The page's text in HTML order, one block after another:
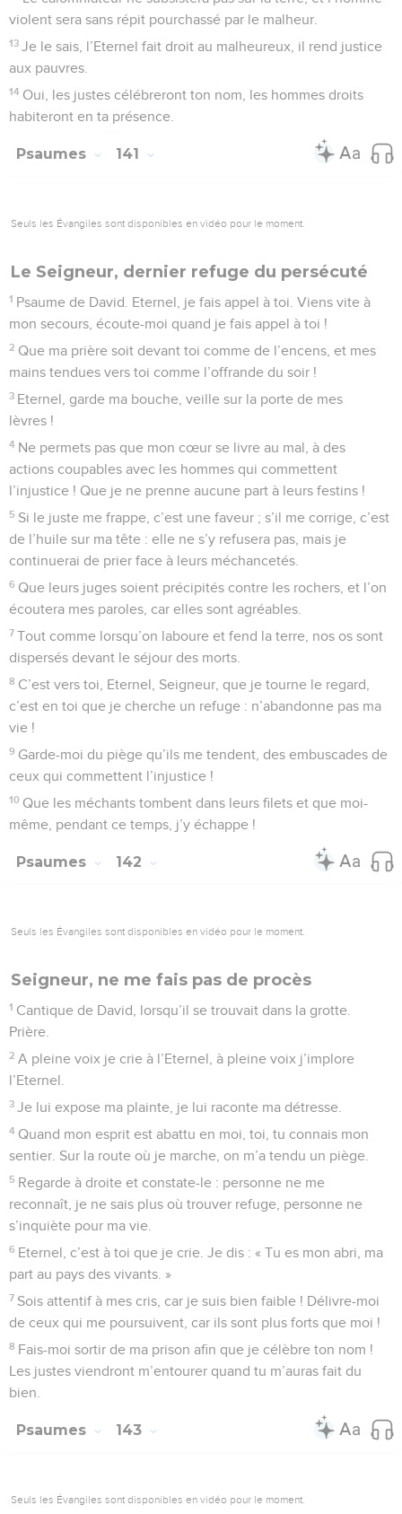
violent sera sans répit pourchassé par le malheur.
13 Je le sais, l’Eternel fait droit au malheureux, il rend justice
aux pauvres.
14 Oui, les justes célébreront ton nom, les hommes droits
habiteront en ta présence.
Psaumes 141
Seuls les Évangiles sont disponibles en vidéo pour le moment.
Le Seigneur, dernier refuge du persécuté
1 Psaume de David. Eternel, je fais appel à toi. Viens vite à
mon secours, écoute-moi quand je fais appel à toi !
2 Que ma prière soit devant toi comme de l’encens, et mes
mains tendues vers toi comme l’offrande du soir !
3 Eternel, garde ma bouche, veille sur la porte de mes
lèvres !
4 Ne permets pas que mon cœur se livre au mal, à des
actions coupables avec les hommes qui commettent
l’injustice ! Que je ne prenne aucune part à leurs festins !
5 Si le juste me frappe, c’est une faveur ; s’il me corrige, c’est
de l’huile sur ma tête : elle ne s’y refusera pas, mais je
continuerai de prier face à leurs méchancetés.
6 Que leurs juges soient précipités contre les rochers, et l’on
écoutera mes paroles, car elles sont agréables.
7 Tout comme lorsqu’on laboure et fend la terre, nos os sont
dispersés devant le séjour des morts.
8 C’est vers toi, Eternel, Seigneur, que je tourne le regard,
c’est en toi que je cherche un refuge : n’abandonne pas ma
vie !
9 Garde-moi du piège qu’ils me tendent, des embuscades de
ceux qui commettent l’injustice !
10 Que les méchants tombent dans leurs filets et que moi-
même, pendant ce temps, j’y échappe !
Psaumes 142
Seuls les Évangiles sont disponibles en vidéo pour le moment.
Seigneur, ne me fais pas de procès
1 Cantique de David, lorsqu’il se trouvait dans la grotte.
Prière.
2 A pleine voix je crie à l’Eternel, à pleine voix j’implore
l’Eternel.
3 Je lui expose ma plainte, je lui raconte ma détresse.
4 Quand mon esprit est abattu en moi, toi, tu connais mon
sentier. Sur la route où je marche, on m’a tendu un piège.
5 Regarde à droite et constate-le : personne ne me
reconnaît, je ne sais plus où trouver refuge, personne ne
s’inquiète pour ma vie.
6 Eternel, c’est à toi que je crie. Je dis : « Tu es mon abri, ma
part au pays des vivants. »
7 Sois attentif à mes cris, car je suis bien faible ! Délivre-moi
de ceux qui me poursuivent, car ils sont plus forts que moi !
8 Fais-moi sortir de ma prison afin que je célèbre ton nom !
Les justes viendront m’entourer quand tu m’auras fait du
bien.
Psaumes 143
Seuls les Évangiles sont disponibles en vidéo pour le moment.